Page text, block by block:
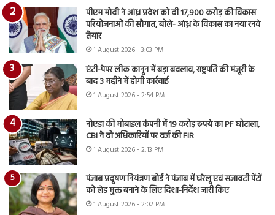
पीएम मोदी ने आंध्र प्रदेश को दी 17,900 करोड़ की विकास
परियोजनाओं की सौगात, बोले- आंध्र के विकास का नया रनवे
तैयार
1 August 2026 - 3:03 PM
एंटी-पेपर लीक कानून में बड़ा बदलाव, राष्ट्रपति की मंजूरी के
बाद 3 महीने में होगी कार्रवाई
1 August 2026 - 2:54 PM
नोएडा की मोबाइल कंपनी में 19 करोड़ रुपये का PF घोटाला,
CBI ने दो अधिकारियों पर दर्ज की FIR
1 August 2026 - 2:13 PM
पंजाब प्रदूषण नियंत्रण बोर्ड ने पंजाब में घरेलू एवं सजावटी पेंटों
को लेड मुक्त बनाने के लिए दिशा-निर्देश जारी किए
1 August 2026 - 2:02 PM